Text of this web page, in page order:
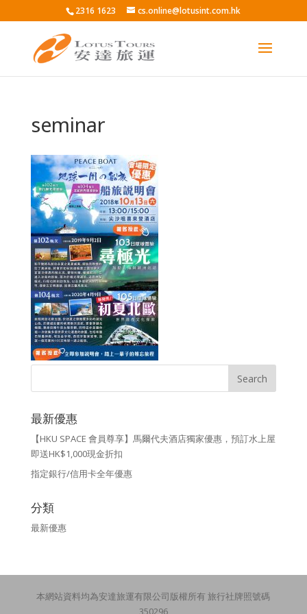
2316 1623 cs.online@lotusint.com.hk
seminar
最新優惠
【HKU SPACE 會員尊享】馬爾代夫酒店獨家優惠，預訂水上屋
即送HK$1,000現金折扣
指定銀行/信用卡全年優惠
分類
最新優惠
本網站資料均為安達旅運有限公司版權所有 旅行社牌照號碼
350296